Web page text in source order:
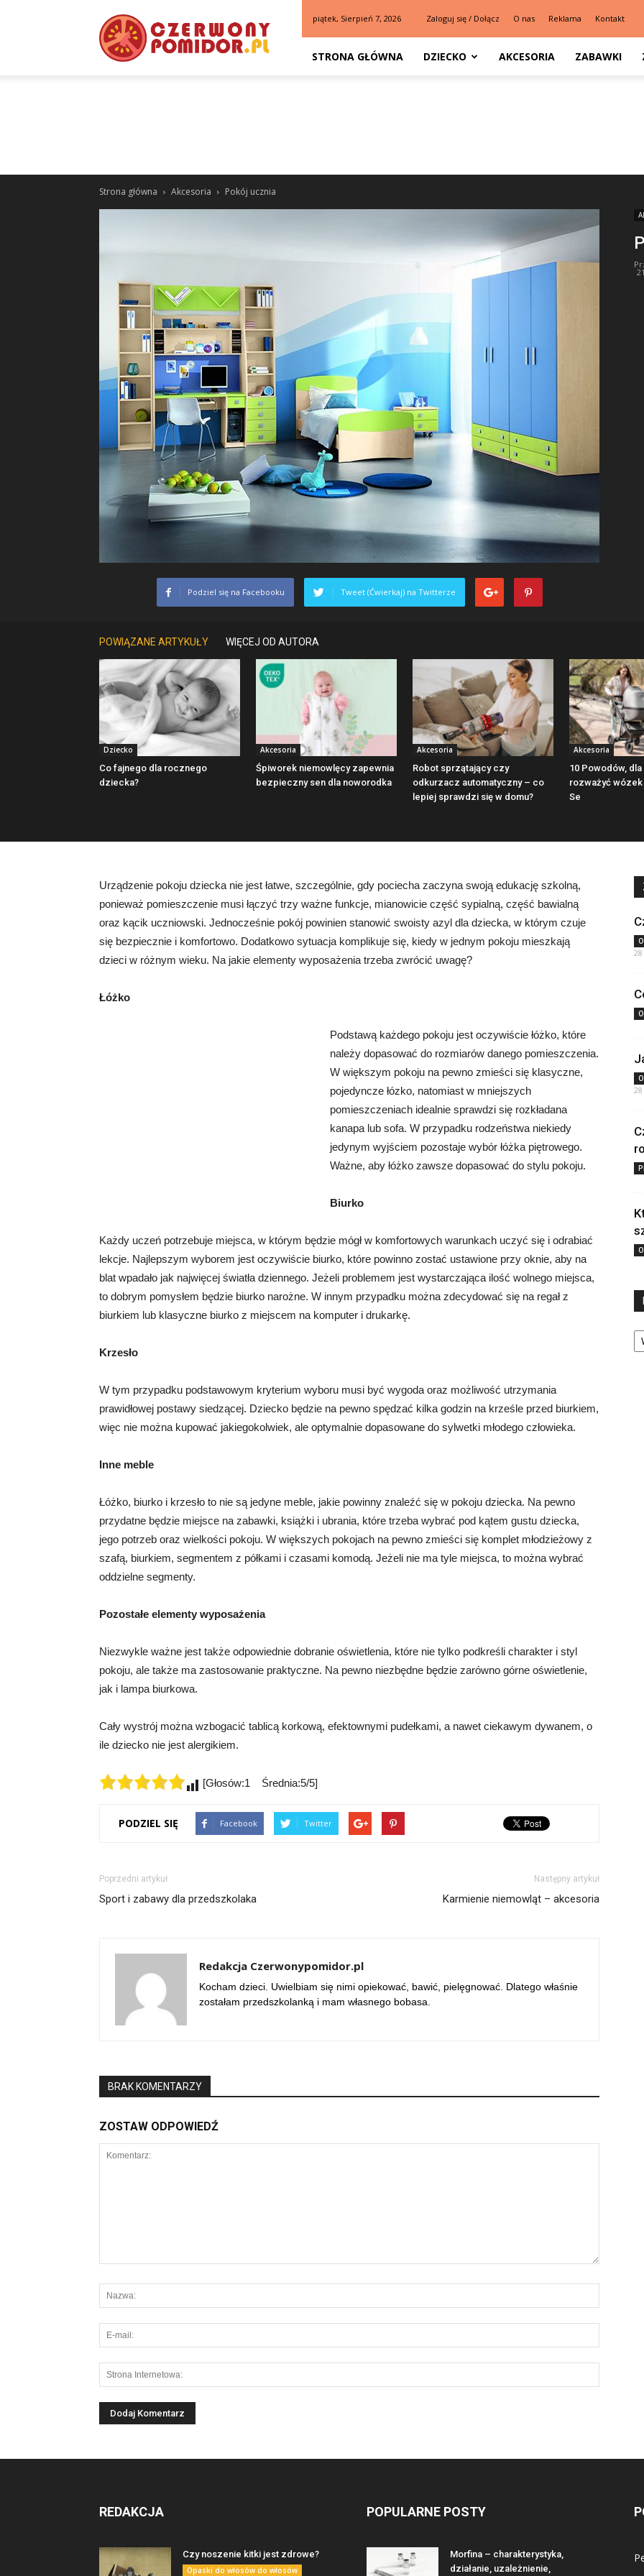
piątek, Sierpień 7, 2026 Zaloguj się / Dołącz O nas Reklama Kontakt
STRONA GŁÓWNA DZIECKO AKCESORIA ZABAWKI
Strona główna Akcesoria Pokój ucznia
Podziel się na Facebooku Tweet (Ćwierkaj) na Twitterze
POWIĄZANE ARTYKUŁY WIĘCEJ OD AUTORA
Dziecko
Co fajnego dla rocznego
dziecka?
Akcesoria
Śpiworek niemowlęcy zapewnia
bezpieczny sen dla noworodka
Akcesoria
Robot sprzątający czy
odkurzacz automatyczny – co
lepiej sprawdzi się w domu?
Akcesoria
10 Powodów,
rozważyć
Se
Urządzenie pokoju dziecka nie jest łatwe, szczególnie, gdy pociecha zaczyna swoją edukację szkolną,
ponieważ pomieszczenie musi łączyć trzy ważne funkcje, mianowicie część sypialną, część bawialną
oraz kącik uczniowski. Jednocześnie pokój powinien stanowić swoisty azyl dla dziecka, w którym czuje
się bezpiecznie i komfortowo. Dodatkowo sytuacja komplikuje się, kiedy w jednym pokoju mieszkają
dzieci w różnym wieku. Na jakie elementy wyposażenia trzeba zwrócić uwagę?
Łóżko
Podstawą każdego pokoju jest oczywiście łóżko, które
należy dopasować do rozmiarów danego pomieszczenia.
W większym pokoju na pewno zmieści się klasyczne,
pojedyncze łózko, natomiast w mniejszych
pomieszczeniach idealnie sprawdzi się rozkładana
kanapa lub sofa. W przypadku rodzeństwa niekiedy
jedynym wyjściem pozostaje wybór łóżka piętrowego.
Ważne, aby łóżko zawsze dopasować do stylu pokoju.
Biurko
Każdy uczeń potrzebuje miejsca, w którym będzie mógł w komfortowych warunkach uczyć się i odrabiać
lekcje. Najlepszym wyborem jest oczywiście biurko, które powinno zostać ustawione przy oknie, aby na
blat wpadało jak najwięcej światła dziennego. Jeżeli problemem jest wystarczająca ilość wolnego miejsca,
to dobrym pomysłem będzie biurko narożne. W innym przypadku można zdecydować się na regał z
biurkiem lub klasyczne biurko z miejscem na komputer i drukarkę.
Krzesło
W tym przypadku podstawowym kryterium wyboru musi być wygoda oraz możliwość utrzymania
prawidłowej postawy siedzącej. Dziecko będzie na pewno spędzać kilka godzin na krześle przed biurkiem,
więc nie można kupować jakiegokolwiek, ale optymalnie dopasowane do sylwetki młodego człowieka.
Inne meble
Łóżko, biurko i krzesło to nie są jedyne meble, jakie powinny znaleźć się w pokoju dziecka. Na pewno
przydatne będzie miejsce na zabawki, książki i ubrania, które trzeba wybrać pod kątem gustu dziecka,
jego potrzeb oraz wielkości pokoju. W większych pokojach na pewno zmieści się komplet młodzieżowy z
szafą, biurkiem, segmentem z półkami i czasami komodą. Jeżeli nie ma tyle miejsca, to można wybrać
oddzielne segmenty.
Pozostałe elementy wyposażenia
Niezwykle ważne jest także odpowiednie dobranie oświetlenia, które nie tylko podkreśli charakter i styl
pokoju, ale także ma zastosowanie praktyczne. Na pewno niezbędne będzie zarówno górne oświetlenie,
jak i lampa biurkowa.
Cały wystrój można wzbogacić tablicą korkową, efektownymi pudełkami, a nawet ciekawym dywanem, o
ile dziecko nie jest alergikiem.
[Głosów:1 Średnia:5/5]
PODZIEL SIĘ Facebook Twitter
Poprzedni artykuł
Sport i zabawy dla przedszkolaka
Następny artykuł
Karmienie niemowląt – akcesoria
Redakcja Czerwonypomidor.pl
Kocham dzieci. Uwielbiam się nimi opiekować, bawić, pielęgnować. Dlatego właśnie
zostałam przedszkolanką i mam własnego bobasa.
BRAK KOMENTARZY
ZOSTAW ODPOWIEDŹ
REDAKCJA
Czy noszenie kitki jest zdrowe?
Opaski do włosów do włosów
POPULARNE POSTY
Morfina – charakterystyka,
działanie, uzależnienie,